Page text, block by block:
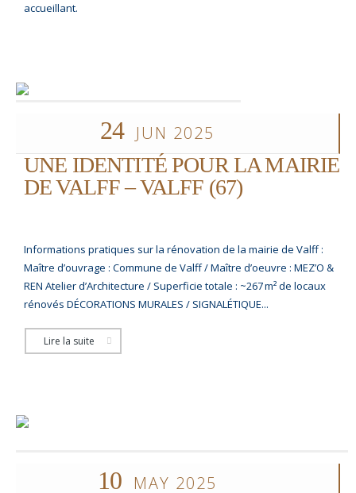
accueillant.
24 JUN 2025
UNE IDENTITÉ POUR LA MAIRIE
DE VALFF – VALFF (67)
Informations pratiques sur la rénovation de la mairie de Valff :
Maître d’ouvrage : Commune de Valff / Maître d’oeuvre : MEZ’O &
REN Atelier d’Architecture / Superficie totale : ~267 m² de locaux
rénovés DÉCORATIONS MURALES / SIGNALÉTIQUE...
Lire la suite
10 MAY 2025